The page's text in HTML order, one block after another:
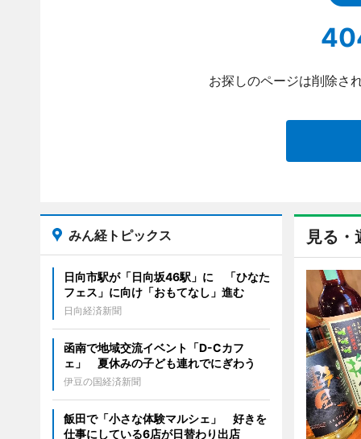
お探しのページは削除さ
見る・
みん経トピックス
日向市駅が「日向坂46駅」に 「ひなた
フェス」に向け「おもてなし」進む
日向経済新聞
函南で地域交流イベント「D-Cカフ
ェ」 夏休みの子ども連れでにぎわう
伊豆の国経済新聞
飯田で「小さな体験マルシェ」 好きを
仕事にしている6店が日替わり出店